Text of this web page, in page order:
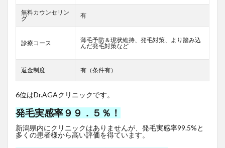
無料カウンセリン
グ
有
診療コース
薄毛予防＆現状維持、発毛対策、より踏み込
んだ発毛対策など
返金制度 有（条件有）
6位はDr.AGAクリニックです。
発毛実感率９９．５％！
新潟県内にクリニックはありませんが、発毛実感率99.5%と
多くの患者様から高い評価を得ています。